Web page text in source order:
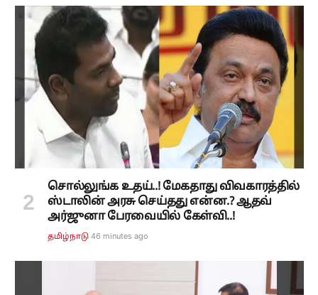
சொல்லுங்க உதய்..! மேகதாது விவகாரத்தில்
ஸ்டாலின் அரசு செய்தது என்ன.? ஆதவ்
அர்ஜுனா பேரவையில் கேள்வி..!
தமிழ்நாடு 46 minutes ago